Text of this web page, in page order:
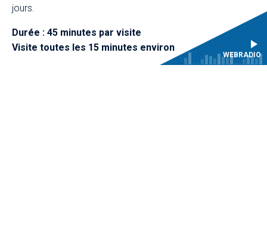
jours.
Durée : 45 minutes par visite
Visite toutes les 15 minutes environ
WEBRADIO